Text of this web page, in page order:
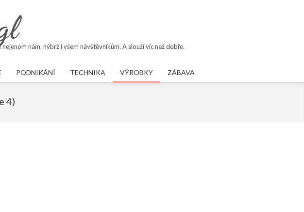
nám, nýbrž i všem návštěvníkům. A slouží víc než dobře.
PODNIKÁNÍ TECHNIKA VÝROBKY ZÁBAVA
4)